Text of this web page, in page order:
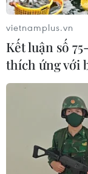
Phim Tết
chiếu
29/01/2025 08:50
vietnamplus.vn
Kết luận số
thích ứng với